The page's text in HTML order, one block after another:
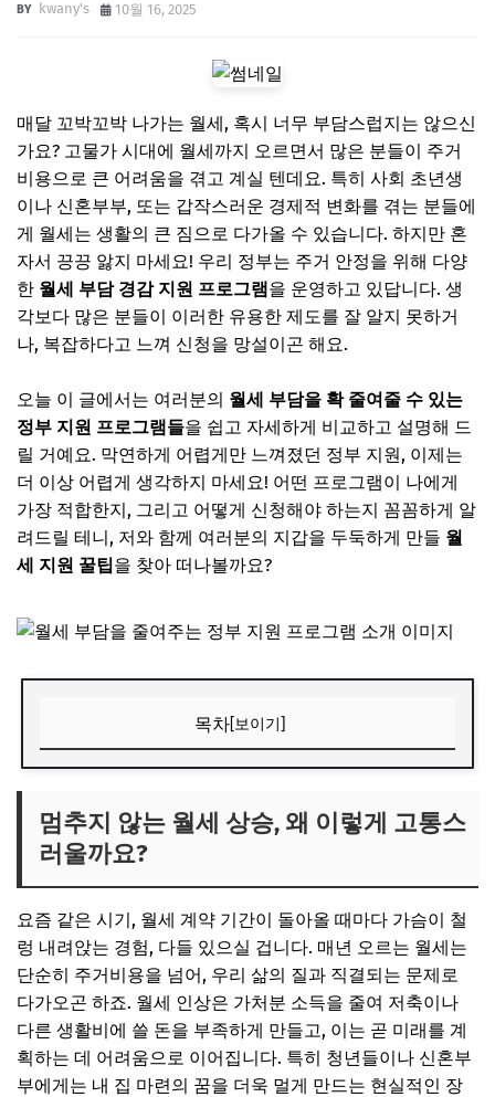
kwany's 10월 16, 2025
매달 꼬박꼬박 나가는 월세, 혹시 너무 부담스럽지는 않으신
가요? 고물가 시대에 월세까지 오르면서 많은 분들이 주거
비용으로 큰 어려움을 겪고 계실 텐데요. 특히 사회 초년생
이나 신혼부부, 또는 갑작스러운 경제적 변화를 겪는 분들에
게 월세는 생활의 큰 짐으로 다가올 수 있습니다. 하지만 혼
자서 끙끙 앓지 마세요! 우리 정부는 주거 안정을 위해 다양
한 월세 부담 경감 지원 프로그램을 운영하고 있답니다. 생
각보다 많은 분들이 이러한 유용한 제도를 잘 알지 못하거
나, 복잡하다고 느껴 신청을 망설이곤 해요.
오늘 이 글에서는 여러분의 월세 부담을 확 줄여줄 수 있는
정부 지원 프로그램들을 쉽고 자세하게 비교하고 설명해 드
릴 거예요. 막연하게 어렵게만 느껴졌던 정부 지원, 이제는
더 이상 어렵게 생각하지 마세요! 어떤 프로그램이 나에게
가장 적합한지, 그리고 어떻게 신청해야 하는지 꼼꼼하게 알
려드릴 테니, 저와 함께 여러분의 지갑을 두둑하게 만들 월
세 지원 꿀팁을 찾아 떠나볼까요?
목차[보이기]
📌 지금 뜨는 꿀정보! 놓치지 마세요
추가할인 코드 WRVE6
청년이라면 주목! '청년월세 특별지원'으로 숨통 트세요
청년월세 특별지원, 누가 받을 수 있나요?
📌 지금 뜨는 꿀정보! 놓치지 마세요
추가할인 코드 WRVE6
신혼부부의 든든한 시작, '전월세자금 대출'
어떤 혜택을 받을 수 있나요?
멈추지 않는 월세 상승, 왜 이렇게 고통스
러울까요?
요즘 같은 시기, 월세 계약 기간이 돌아올 때마다 가슴이 철
렁 내려앉는 경험, 다들 있으실 겁니다. 매년 오르는 월세는
단순히 주거비용을 넘어, 우리 삶의 질과 직결되는 문제로
다가오곤 하죠. 월세 인상은 가처분 소득을 줄여 저축이나
다른 생활비에 쓸 돈을 부족하게 만들고, 이는 곧 미래를 계
획하는 데 어려움으로 이어집니다. 특히 청년들이나 신혼부
부에게는 내 집 마련의 꿈을 더욱 멀게 만드는 현실적인 장